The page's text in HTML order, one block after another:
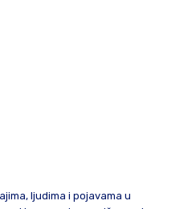
ljudima i pojavama u